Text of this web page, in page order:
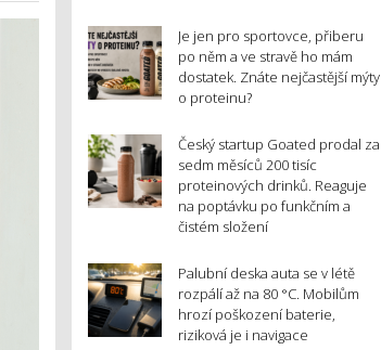
Je jen pro sportovce, přiberu
po něm a ve stravě ho mám
dostatek. Znáte nejčastější mýty
o proteinu?
Český startup Goated prodal za
sedm měsíců 200 tisíc
proteinových drinků. Reaguje
na poptávku po funkčním a
čistém složení
Palubní deska auta se v létě
rozpálí až na 80 °C. Mobilům
hrozí poškození baterie,
riziková je i navigace